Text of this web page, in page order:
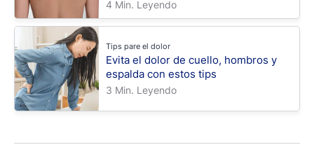
4 Min. Leyendo
Tips pare el dolor
Evita el dolor de cuello, hombros y
espalda con estos tips
3 Min. Leyendo